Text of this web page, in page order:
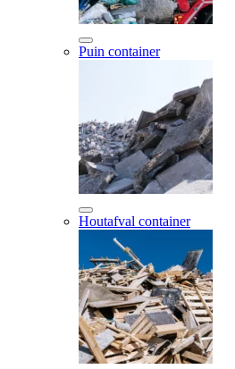
Puin container
Houtafval container